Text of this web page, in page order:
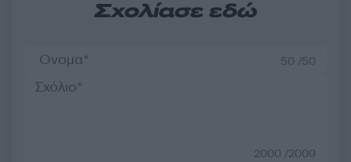
Σχολίασε εδώ
50 /50
2000 /2000